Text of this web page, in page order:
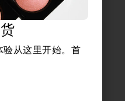
起
从这里开始。首